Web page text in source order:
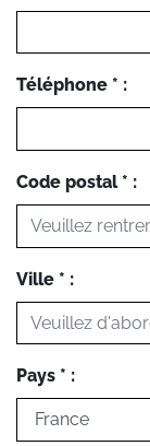
Téléphone * :
Code postal * :
Ville * :
Pays * :